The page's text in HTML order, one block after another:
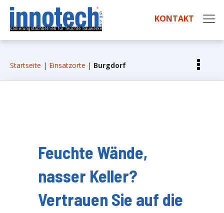
KONTAKT
Startseite | Einsatzorte | Burgdorf
Feuchte Wände,
nasser Keller?
Vertrauen Sie auf die